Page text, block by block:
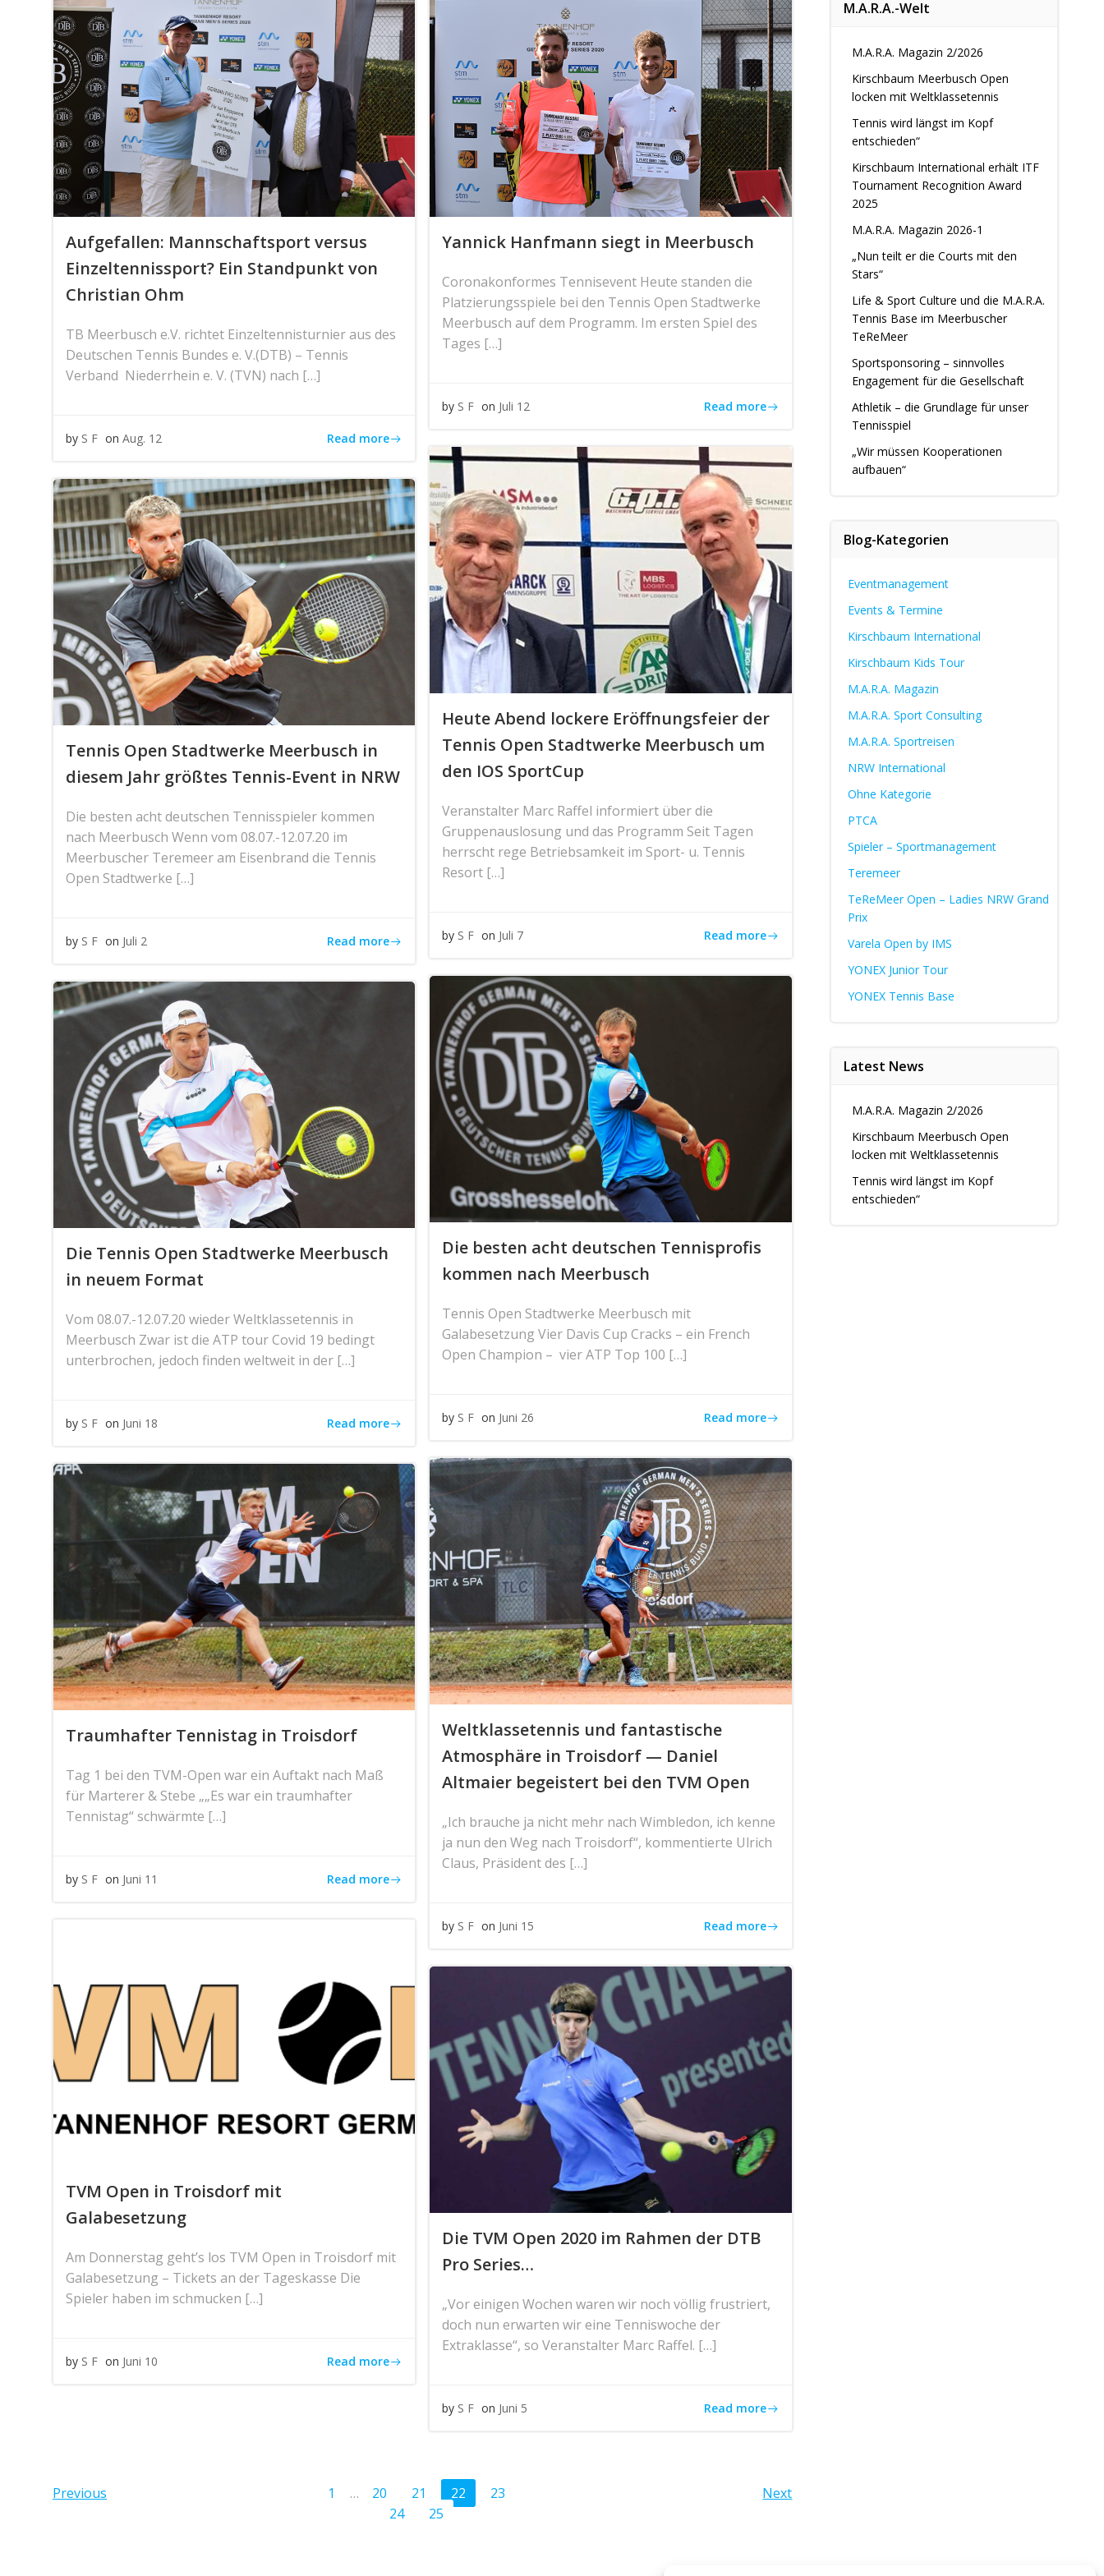
Aufgefallen: Mannschaftsport versus
Einzeltennissport? Ein Standpunkt von
Christian Ohm
TB Meerbusch e.V. richtet Einzeltennisturnier aus des
Deutschen Tennis Bundes e. V.(DTB) – Tennis
Verband Niederrhein e. V. (TVN) nach […]
by S F on Aug. 12 Read more
Yannick Hanfmann siegt in Meerbusch
Coronakonformes Tennisevent Heute standen die
Platzierungsspiele bei den Tennis Open Stadtwerke
Meerbusch auf dem Programm. Im ersten Spiel des
Tages […]
by S F on Juli 12 Read more
Heute Abend lockere Eröffnungsfeier der
Tennis Open Stadtwerke Meerbusch um
den IOS SportCup
Veranstalter Marc Raffel informiert über die
Gruppenauslosung und das Programm Seit Tagen
herrscht rege Betriebsamkeit im Sport- u. Tennis
Resort […]
by S F on Juli 7 Read more
Tennis Open Stadtwerke Meerbusch in
diesem Jahr größtes Tennis-Event in NRW
Die besten acht deutschen Tennisspieler kommen
nach Meerbusch Wenn vom 08.07.-12.07.20 im
Meerbuscher Teremeer am Eisenbrand die Tennis
Open Stadtwerke […]
by S F on Juli 2 Read more
Die besten acht deutschen Tennisprofis
kommen nach Meerbusch
Tennis Open Stadtwerke Meerbusch mit
Galabesetzung Vier Davis Cup Cracks – ein French
Open Champion – vier ATP Top 100 […]
by S F on Juni 26 Read more
Die Tennis Open Stadtwerke Meerbusch
in neuem Format
Vom 08.07.-12.07.20 wieder Weltklassetennis in
Meerbusch Zwar ist die ATP tour Covid 19 bedingt
unterbrochen, jedoch finden weltweit in der […]
by S F on Juni 18 Read more
Weltklassetennis und fantastische
Atmosphäre in Troisdorf — Daniel
Altmaier begeistert bei den TVM Open
„Ich brauche ja nicht mehr nach Wimbledon, ich kenne
ja nun den Weg nach Troisdorf“, kommentierte Ulrich
Claus, Präsident des […]
by S F on Juni 15 Read more
Traumhafter Tennistag in Troisdorf
Tag 1 bei den TVM-Open war ein Auftakt nach Maß
für Marterer & Stebe „„Es war ein traumhafter
Tennistag“ schwärmte […]
by S F on Juni 11 Read more
TVM Open in Troisdorf mit
Galabesetzung
Am Donnerstag geht’s los TVM Open in Troisdorf mit
Galabesetzung – Tickets an der Tageskasse Die
Spieler haben im schmucken […]
by S F on Juni 10 Read more
Die TVM Open 2020 im Rahmen der DTB
Pro Series…
„Vor einigen Wochen waren wir noch völlig frustriert,
doch nun erwarten wir eine Tenniswoche der
Extraklasse“, so Veranstalter Marc Raffel. […]
by S F on Juni 5 Read more
Posts
Previous
Posts
Page
1 … Page
20 Page
21 Page
22 Page
23
24
Page
25
Next
M.A.R.A.-Welt
M.A.R.A. Magazin 2/2026
Kirschbaum Meerbusch Open
locken mit Weltklassetennis
Tennis wird längst im Kopf
entschieden“
Kirschbaum International erhält ITF
Tournament Recognition Award
2025
M.A.R.A. Magazin 2026-1
„Nun teilt er die Courts mit den
Stars“
Life & Sport Culture und die M.A.R.A.
Tennis Base im Meerbuscher
TeReMeer
Sportsponsoring – sinnvolles
Engagement für die Gesellschaft
Athletik – die Grundlage für unser
Tennisspiel
„Wir müssen Kooperationen
aufbauen“
Blog-Kategorien
Eventmanagement
Events & Termine
Kirschbaum International
Kirschbaum Kids Tour
M.A.R.A. Magazin
M.A.R.A. Sport Consulting
M.A.R.A. Sportreisen
NRW International
Ohne Kategorie
PTCA
Spieler – Sportmanagement
Teremeer
TeReMeer Open – Ladies NRW Grand
Prix
Varela Open by IMS
YONEX Junior Tour
YONEX Tennis Base
Latest News
M.A.R.A. Magazin 2/2026
Kirschbaum Meerbusch Open
locken mit Weltklassetennis
Tennis wird längst im Kopf
entschieden“